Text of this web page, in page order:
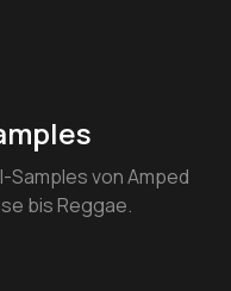
Samples von Amped
bis Reggae.